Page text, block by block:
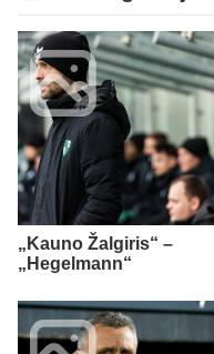
„Kauno Žalgiris“ –
„Hegelmann“